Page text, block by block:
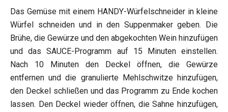
Das Gemüse mit einem HANDY-Würfelschneider in kleine
Würfel schneiden und in den Suppenmaker geben. Die
Brühe, die Gewürze und den abgekochten Wein hinzufügen
und das SAUCE-Programm auf 15 Minuten einstellen.
Nach 10 Minuten den Deckel öffnen, die Gewürze
entfernen und die granulierte Mehlschwitze hinzufügen,
den Deckel schließen und das Programm zu Ende kochen
lassen. Den Deckel wieder öffnen, die Sahne hinzufügen,